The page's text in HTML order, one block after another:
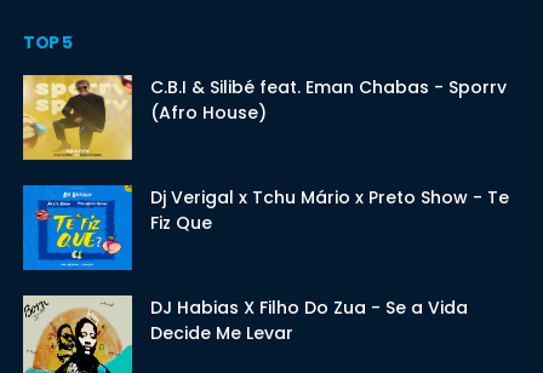
TOP 5
C.B.I & Silibé feat. Eman Chabas - Sporrv
(Afro House)
Dj Verigal x Tchu Mário x Preto Show - Te
Fiz Que
DJ Habias X Filho Do Zua - Se a Vida
Decide Me Levar